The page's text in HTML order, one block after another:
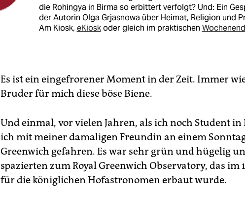
die Rohingya in Birma so erbittert verfolgt? Und: Ein
der Autorin Olga Grjasnowa über Heimat, Religion und
Am Kiosk, eKioskoder gleich im praktischen
Es ist ein eingefrorener Moment in der Zeit. Immer
Bruder für mich diese böse Biene.
Und einmal, vor vielen Jahren, als ich noch Student
ich mit meiner damaligen Freundin an einem
Greenwich gefahren. Es war sehr grün und hügelig
spazierten zum Royal Greenwich Observatory, das im
für die königlichen Hofastronomen erbaut wurde.